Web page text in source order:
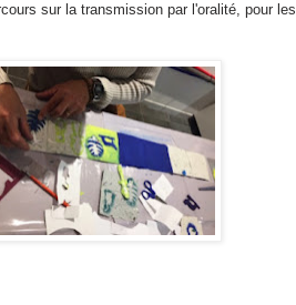
sur la transmission par l'oralité, pour les